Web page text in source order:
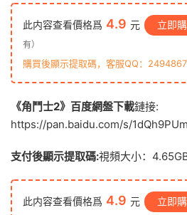
此内容查看價格爲 4.9 元 立即
有）
購買後顯示提取碼，客服QQ：
《角鬥士2》百度網盤下載鏈接:
https://pan.baidu.com/s/
支付後顯示提取碼:視頻大小：
此内容查看價格爲 4.9 元 立即